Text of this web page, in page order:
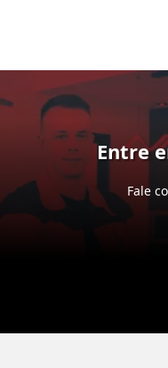
Entre
Fale